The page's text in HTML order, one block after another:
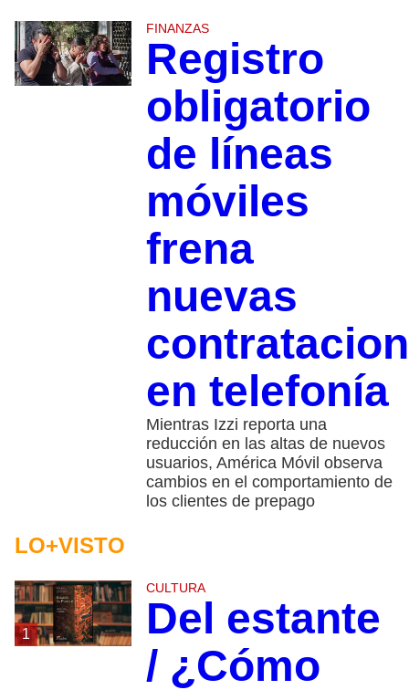
FINANZAS
Registro
obligatorio
de líneas
móviles
frena
nuevas
en telefonía
Mientras Izzi reporta una
reducción en las altas de nuevos
usuarios, América Móvil observa
cambios en el comportamiento de
los clientes de prepago
LO+VISTO
1
CULTURA
Del estante
/ ¿Cómo